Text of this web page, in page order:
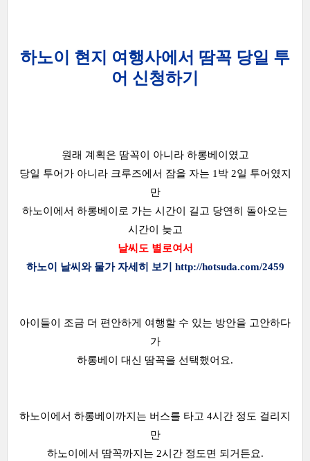
하노이 현지 여행사에서 땀꼭 당일 투
어 신청하기
원래 계획은 땀꼭이 아니라 하롱베이였고
당일 투어가 아니라 크루즈에서 잠을 자는 1박 2일 투어였지
만
하노이에서 하롱베이로 가는 시간이 길고 당연히 돌아오는
시간이 늦고
날씨도 별로여서
하노이 날씨와 물가 자세히 보기 http://hotsuda.com/2459
아이들이 조금 더 편안하게 여행할 수 있는 방안을 고안하다
가
하롱베이 대신 땀꼭을 선택했어요.
하노이에서 하롱베이까지는 버스를 타고 4시간 정도 걸리지
만
하노이에서 땀꼭까지는 2시간 정도면 되거든요.